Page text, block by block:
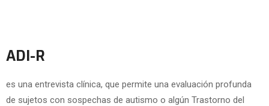
ADI-R
es una entrevista clínica, que permite una evaluación profunda
de sujetos con sospechas de autismo o algún Trastorno del